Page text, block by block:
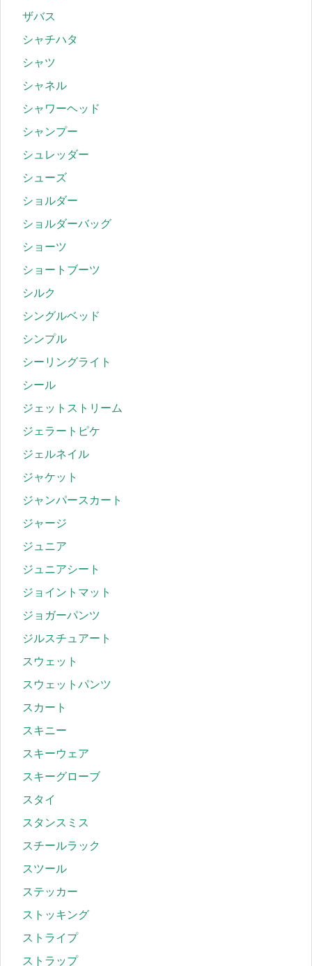
ザバス
シャチハタ
シャツ
シャネル
シャワーヘッド
シャンプー
シュレッダー
シューズ
ショルダー
ショルダーバッグ
ショーツ
ショートブーツ
シルク
シングルベッド
シンプル
シーリングライト
シール
ジェットストリーム
ジェラートピケ
ジェルネイル
ジャケット
ジャンパースカート
ジャージ
ジュニア
ジュニアシート
ジョイントマット
ジョガーパンツ
ジルスチュアート
スウェット
スウェットパンツ
スカート
スキニー
スキーウェア
スキーグローブ
スタイ
スタンスミス
スチールラック
スツール
ステッカー
ストッキング
ストライプ
ストラップ